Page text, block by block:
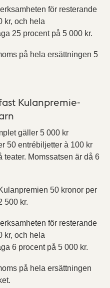
för resterande
kr, och hela
25 procent på 5 000 kr.
på hela ersättningen 5
Kulanpremie-
gäller 5 000 kr
50 entrébiljetter à 100 kr
teater. Momssatsen är då 6
50 kronor per
500 kr.
för resterande
kr, och hela
6 procent på 5 000 kr.
på hela ersättningen